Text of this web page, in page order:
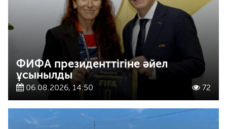
ФИФА президенттігіне әйел
ұсынылды
06.08.2026, 14:50 72